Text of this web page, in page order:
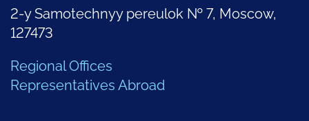
2-y Samotechnyy pereulok № 7, Moscow,
127473
Regional Offices
Representatives Abroad